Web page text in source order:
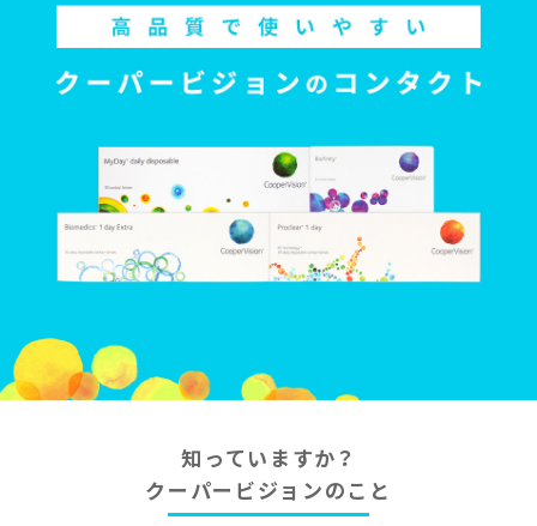
知っていますか？
クーパービジョンのこと